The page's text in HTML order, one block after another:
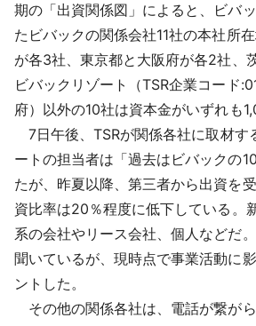
期の「出資関係図」によると、ビバ
たビバックの関係会社11社の本社所
が各3社、東京都と大阪府が各2社、
ビバックリゾート（TSR企業コード
府）以外の10社は資本金がいずれも
7日午後、TSRが関係各社に取材す
ートの担当者は「過去はビバックの
たが、昨夏以降、第三者から出資を
資比率は20％程度に低下している。
系の会社やリース会社、個人などだ
聞いているが、現時点で事業活動に
ントした。
その他の関係各社は、電話が繋が